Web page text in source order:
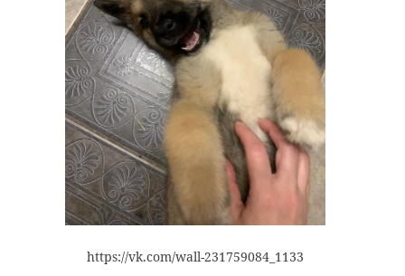
https://vk.com/wall-231759084_1133